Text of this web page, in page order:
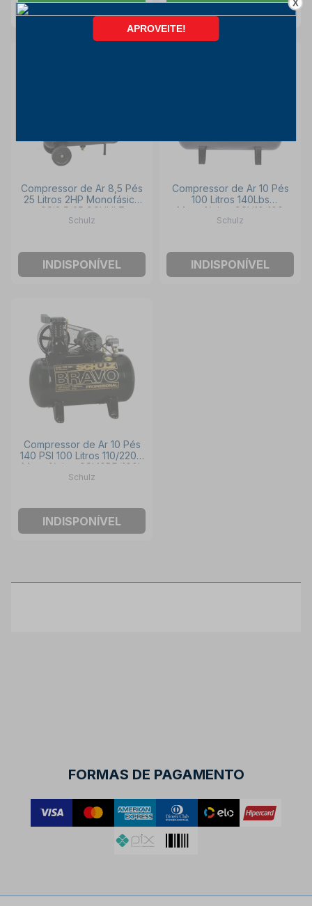
Compressor de Ar 8,5 Pés
25 Litros 2HP Monofásico
CSI8.5/25 SCHULZ
Schulz
INDISPONÍVEL
Compressor de Ar 10 Pés
100 Litros 140Lbs
Monofásico CSV10/100
PRO SCHULZ
Schulz
INDISPONÍVEL
Compressor de Ar 10 Pés
140 PSI 100 Litros 110/220V
Monofásico CSL10BR/100L
SCHULZ
Schulz
INDISPONÍVEL
FORMAS DE PAGAMENTO
X